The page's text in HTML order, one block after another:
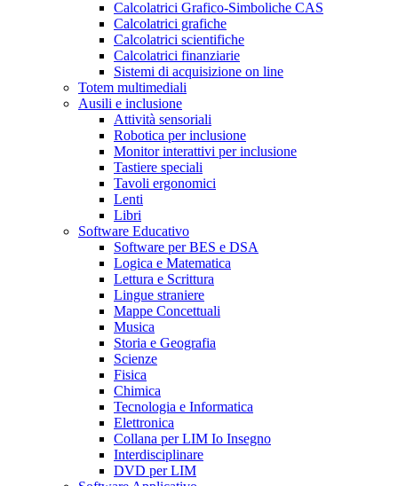
Calcolatrici Grafico-Simboliche CAS
Calcolatrici grafiche
Calcolatrici scientifiche
Calcolatrici finanziarie
Sistemi di acquisizione on line
Totem multimediali
Ausili e inclusione
Attività sensoriali
Robotica per inclusione
Monitor interattivi per inclusione
Tastiere speciali
Tavoli ergonomici
Lenti
Libri
Software Educativo
Software per BES e DSA
Logica e Matematica
Lettura e Scrittura
Lingue straniere
Mappe Concettuali
Musica
Storia e Geografia
Scienze
Fisica
Chimica
Tecnologia e Informatica
Elettronica
Collana per LIM Io Insegno
Interdisciplinare
DVD per LIM